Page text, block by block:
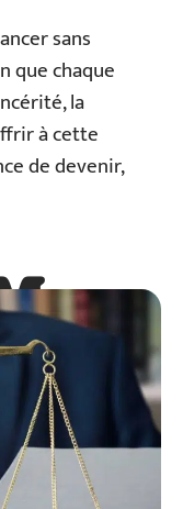
sans
que chaque
la
à cette
de devenir,